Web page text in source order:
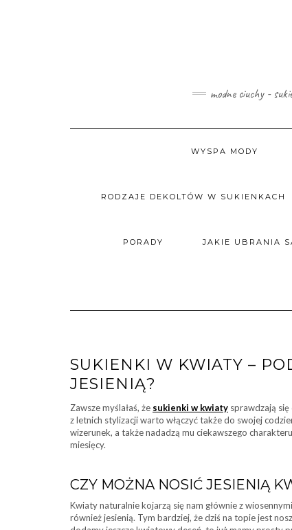
modne ciuchy -
WYSPA MODY
RODZAJE DEKOLTÓW W SUKIENKACH
PORADY JAKIE UBRANIA
SUKIENKI W KWIATY –
JESIENIĄ?
Zawsze myślałaś, że sukienki w kwiaty sprawdzają
z letnich stylizacji warto włączyć także do swojej
wizerunek, a także nadadzą mu ciekawszego
miesięcy.
CZY MOŻNA NOSIĆ JESIENIĄ
Kwiaty naturalnie kojarzą się nam głównie z
również jesienią. Tym bardziej, że dziś na topie jest